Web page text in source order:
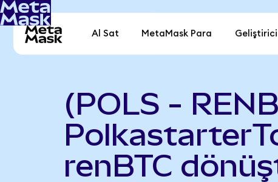
Al Sat MetaMask Para Geliştirici
(POLS -
renBTC